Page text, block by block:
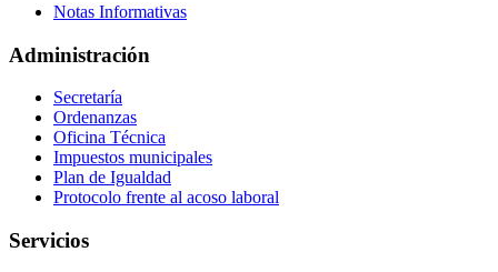
Notas Informativas
Administración
Secretaría
Ordenanzas
Oficina Técnica
Impuestos municipales
Plan de Igualdad
Protocolo frente al acoso laboral
Servicios